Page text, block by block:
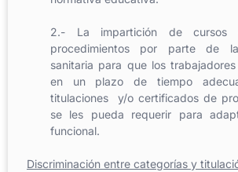
2.- La impartición de cursos
procedimientos por parte de la
sanitaria para que los
en un plazo de tiempo
titulaciones y/o certificados de
se les pueda requerir para
funcional.
Discriminación entre categorías y